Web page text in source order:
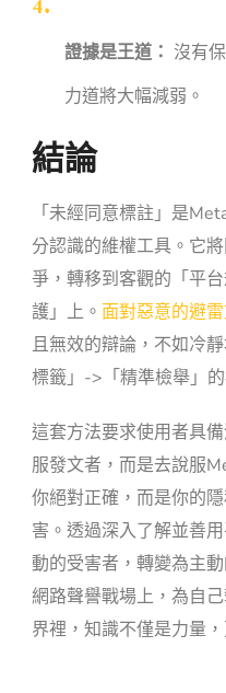
證據是王道： 沒有
力道將大幅減弱。
結論
「未經同意標註」是
分認識的維權工具。它
爭，轉移到客觀的「平
護」上。 面對惡意的避
且無效的辯論，不如冷
標籤」->「精準檢舉」
這套方法要求使用者具
服發文者，而是去說服
你絕對正確，而是你的
害。透過深入了解並善
動的受害者，轉變為主
網路聲譽戰場上，為自
界裡，知識不僅是力量